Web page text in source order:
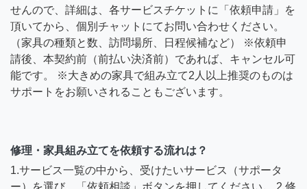
せんので、詳細は、各サービスチケットに「依頼申請」を
頂いてから、個別チャットにてお問い合わせください。
（家具の種類と数、訪問場所、日程候補など） ※依頼申
請後、本契約前（前払い決済前）であれば、キャンセル可
能です。 ※大きめの家具で組み立て2人以上推奨のものは
サポートをお願いされることもございます。
修理・家具組み立てを依頼する流れは？
1.サービス一覧の中から、受けたいサービス（サポータ
ー）を選び、「依頼相談」ボタンを押してください。 2.修